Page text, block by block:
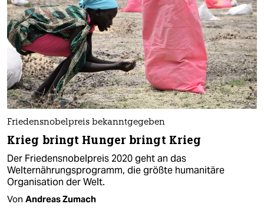
Friedensnobelpreis bekanntgegeben
Krieg bringt Hunger bringt Krieg
Der Friedensnobelpreis 2020 geht an das
Welternährungsprogramm, die größte humanitäre
Organisation der Welt.
Von Andreas Zumach